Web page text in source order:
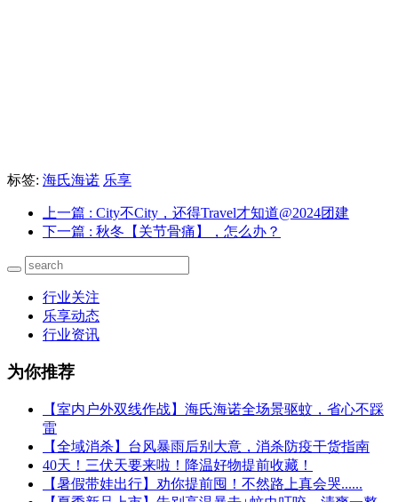
标签: 海氏海诺 乐享
上一篇 : City不City，还得Travel才知道@2024团建
下一篇 : 秋冬【关节骨痛】，怎么办？
行业关注
乐享动态
行业资讯
为你推荐
【室内户外双线作战】海氏海诺全场景驱蚊，省心不踩
雷
【全域消杀】台风暴雨后别大意，消杀防疫干货指南
40天！三伏天要来啦！降温好物提前收藏！
【暑假带娃出行】劝你提前囤！不然路上真会哭......